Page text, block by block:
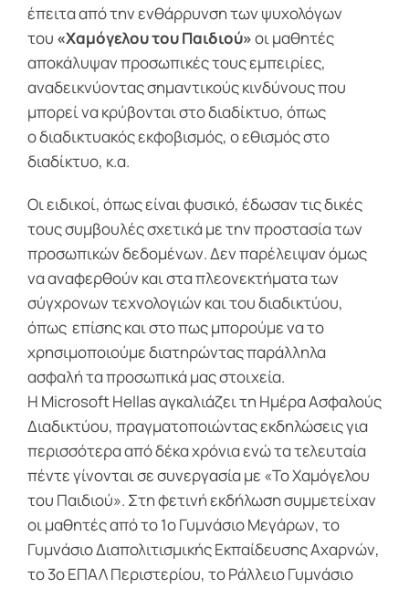
έπειτα από την ενθάρρυνση των ψυχολόγων
του «Χαμόγελου του Παιδιού»οι μαθητές
αποκάλυψαν προσωπικές τους εμπειρίες,
αναδεικνύοντας σημαντικούς κινδύνους που
μπορεί να κρύβονται στο διαδίκτυο, όπως
ο διαδικτυακός εκφοβισμός, ο εθισμός στο
διαδίκτυο, κ.α.
Οι ειδικοί, όπως είναι φυσικό, έδωσαν τις δικές
τους συμβουλές σχετικά με την προστασία των
προσωπικών δεδομένων. Δεν παρέλειψαν όμως
να αναφερθούν και στα πλεονεκτήματα των
σύγχρονων τεχνολογιών και του διαδικτύου,
όπως επίσης και στο πως μπορούμε να το
χρησιμοποιούμε διατηρώντας παράλληλα
ασφαλή τα προσωπικά μας στοιχεία.
Η Microsoft Hellas αγκαλιάζει τη Ημέρα Ασφαλούς
Διαδικτύου, πραγματοποιώντας εκδηλώσεις για
περισσότερα από δέκα χρόνια ενώ τα τελευταία
πέντε γίνονται σε συνεργασία με «Το Χαμόγελου
του Παιδιού». Στη φετινή εκδήλωση συμμετείχαν
οι μαθητές από το 1o Γυμνάσιο Μεγάρων, το
Γυμνάσιο Διαπολιτισμικής Εκπαίδευσης Αχαρνών,
το 3ο ΕΠΑΛ Περιστερίου, το Ράλλειο Γυμνάσιο